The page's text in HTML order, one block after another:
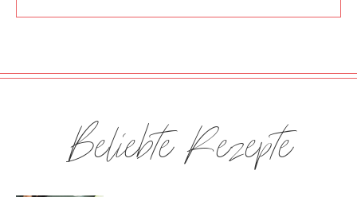
Beliebte Rezepte